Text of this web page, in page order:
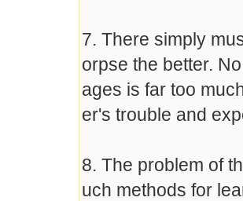
7. There simply
orpse the better.
ages is far too
er's trouble and
8. The problem of
uch methods for